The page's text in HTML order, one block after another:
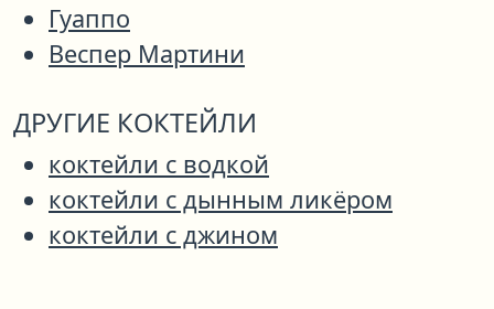
Гуаппо
Веспер Мартини
ДРУГИЕ КОКТЕЙЛИ
коктейли с водкой
коктейли с дынным ликёром
коктейли с джином